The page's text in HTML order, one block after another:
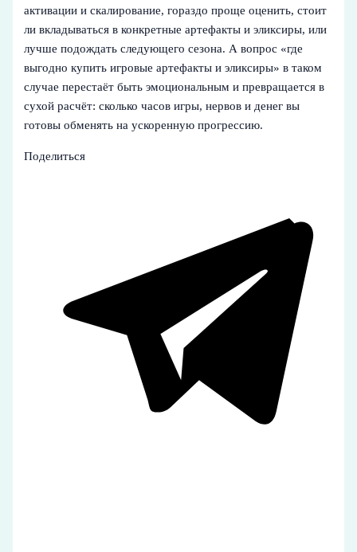
активации и скалирование, гораздо проще оценить, стоит
ли вкладываться в конкретные артефакты и эликсиры, или
лучше подождать следующего сезона. А вопрос «где
выгодно купить игровые артефакты и эликсиры» в таком
случае перестаёт быть эмоциональным и превращается в
сухой расчёт: сколько часов игры, нервов и денег вы
готовы обменять на ускоренную прогрессию.
Поделиться